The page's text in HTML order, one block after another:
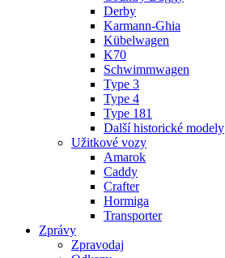
Derby
Karmann-Ghia
Kübelwagen
K70
Schwimmwagen
Type 3
Type 4
Type 181
Další historické modely
Užitkové vozy
Amarok
Caddy
Crafter
Hormiga
Transporter
Zprávy
Zpravodaj